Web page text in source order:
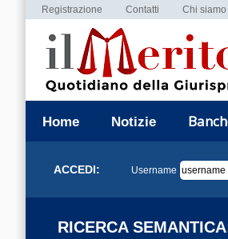
Registrazione Contatti Chi siamo
Home Notizie
ACCEDI: Username
RICERCA